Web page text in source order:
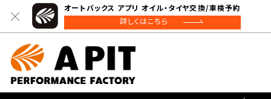
オートバックス アプリ オイル・タイヤ交換/車検予約
詳しくはこちら